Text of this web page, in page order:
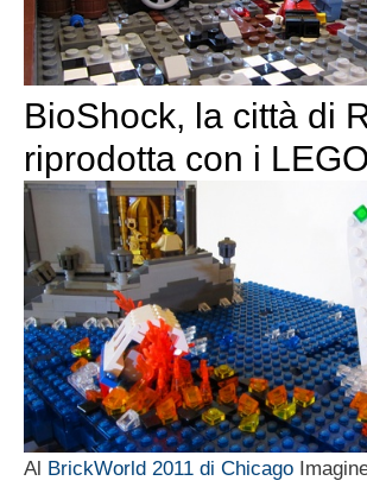
BioShock, la città di
riprodotta con i LEGO
Al BrickWorld 2011 di Chicago